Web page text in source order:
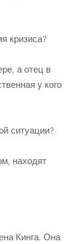
кризиса?
а отец в
у кого
ситуации?
находят
Кинга. Она